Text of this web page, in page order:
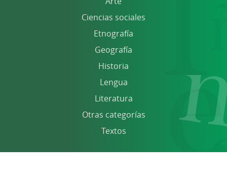
Ciencias sociales
Etnografía
Geografía
Historia
Lengua
Literatura
Otras categorías
Textos